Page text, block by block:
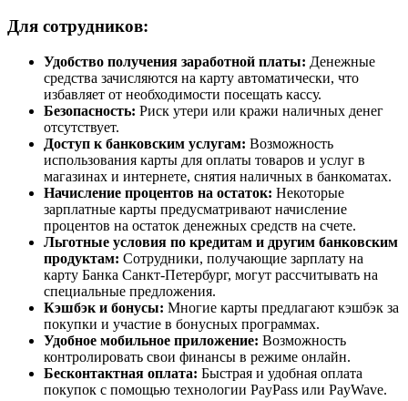
Для сотрудников:
Удобство получения заработной платы: Денежные
средства зачисляются на карту автоматически, что
избавляет от необходимости посещать кассу.
Безопасность: Риск утери или кражи наличных денег
отсутствует.
Доступ к банковским услугам: Возможность
использования карты для оплаты товаров и услуг в
магазинах и интернете, снятия наличных в банкоматах.
Начисление процентов на остаток: Некоторые
зарплатные карты предусматривают начисление
процентов на остаток денежных средств на счете.
Льготные условия по кредитам и другим банковским
продуктам: Сотрудники, получающие зарплату на
карту Банка Санкт-Петербург, могут рассчитывать на
специальные предложения.
Кэшбэк и бонусы: Многие карты предлагают кэшбэк за
покупки и участие в бонусных программах.
Удобное мобильное приложение: Возможность
контролировать свои финансы в режиме онлайн.
Бесконтактная оплата: Быстрая и удобная оплата
покупок с помощью технологии PayPass или PayWave.